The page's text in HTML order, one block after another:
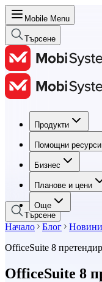
Mobile Menu
Търсене
Продукти
Помощни ресурси
Бизнес
Планове и цени
Още
Продукти
Помощни ресурси
Бизнес
Планове и цени
Търсене
Начало Блог
Новини
OfficeSuite 8
OfficeSuite 8